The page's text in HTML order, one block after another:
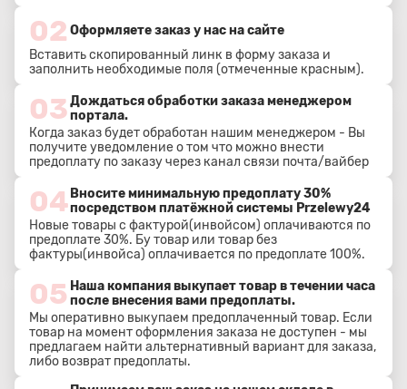
02 Оформляете заказ у нас на сайте
Вставить скопированный линк в форму заказа и
заполнить необходимые поля (отмеченные красным).
03Дождаться обработки заказа менеджером
портала.
Когда заказ будет обработан нашим менеджером - Вы
получите уведомление о том что можно внести
предоплату по заказу через канал связи почта/вайбер
04 Вносите минимальную предоплату 30%
посредством платёжной системы Przelewy24
Новые товары с фактурой(инвойсом) оплачиваются по
предоплате 30%. Бу товар или товар без
фактуры(инвойса) оплачивается по предоплате 100%.
05 Наша компания выкупает товар в течении часа
после внесения вами предоплаты.
Мы оперативно выкупаем предоплаченный товар. Если
товар на момент оформления заказа не доступен - мы
предлагаем найти альтернативный вариант для заказа,
либо возврат предоплаты.